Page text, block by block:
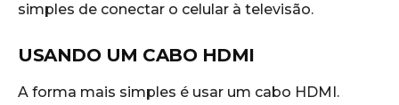
simples de conectar o celular à televisão.
USANDO UM CABO HDMI
A forma mais simples é usar um cabo HDMI.